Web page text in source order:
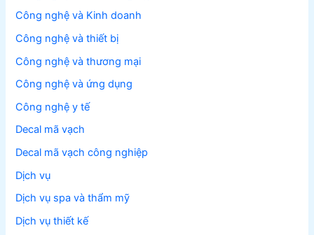
Công nghệ và Kinh doanh
Công nghệ và thiết bị
Công nghệ và thương mại
Công nghệ và ứng dụng
Công nghệ y tế
Decal mã vạch
Decal mã vạch công nghiệp
Dịch vụ
Dịch vụ spa và thẩm mỹ
Dịch vụ thiết kế